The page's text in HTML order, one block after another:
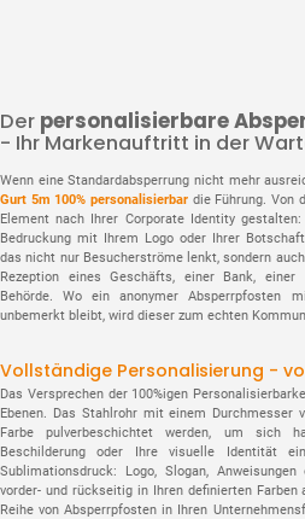
Der personalisierbare
- Ihr Markenauftritt in der
Wenn eine Standardabsperrung nicht mehr
Gurt 5m 100% personalisierbardie Führung. Von
Element nach Ihrer Corporate Identity
Bedruckung mit Ihrem Logo oder Ihrer
das nicht nur Besucherströme lenkt, sondern
Rezeption eines Geschäfts, einer Bank,
Behörde. Wo ein anonymer Absperrpfosten
unbemerkt bleibt, wird dieser zum echten
Vollständige Personalisierung -
Das Versprechen der 100%igen
Ebenen. Das Stahlrohr mit einem Durchmesser
Farbe pulverbeschichtet werden, um sich
Beschilderung oder Ihre visuelle Identität
Sublimationsdruck: Logo, Slogan,
vorder- und rückseitig in Ihren definierten Farben
Reihe von Absperrpfosten in Ihren